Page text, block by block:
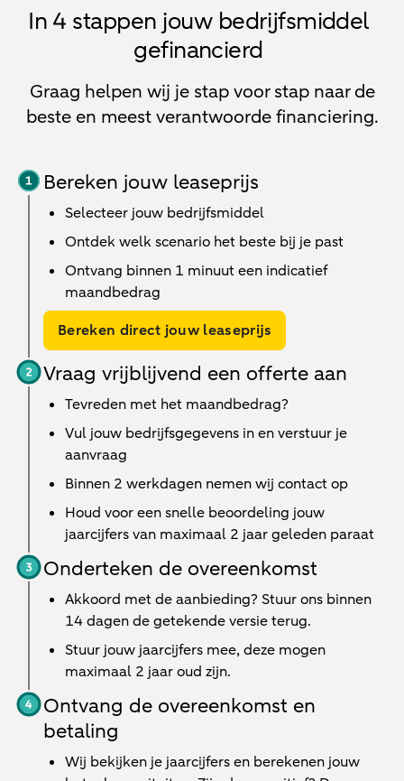
In 4 stappen jouw bedrijfsmiddel
gefinancierd
Graag helpen wij je stap voor stap naar de
beste en meest verantwoorde financiering.
Bereken jouw leaseprijs
Selecteer jouw bedrijfsmiddel
Ontdek welk scenario het beste bij je past
Ontvang binnen 1 minuut een indicatief
maandbedrag
Bereken direct jouw leaseprijs
Vraag vrijblijvend een offerte aan
Tevreden met het maandbedrag?
Vul jouw bedrijfsgegevens in en verstuur je
aanvraag
Binnen 2 werkdagen nemen wij contact op
Houd voor een snelle beoordeling jouw
jaarcijfers van maximaal 2 jaar geleden paraat
Onderteken de overeenkomst
Akkoord met de aanbieding? Stuur ons binnen
14 dagen de getekende versie terug.
Stuur jouw jaarcijfers mee, deze mogen
maximaal 2 jaar oud zijn.
Ontvang de overeenkomst en
betaling
Wij bekijken je jaarcijfers en berekenen jouw